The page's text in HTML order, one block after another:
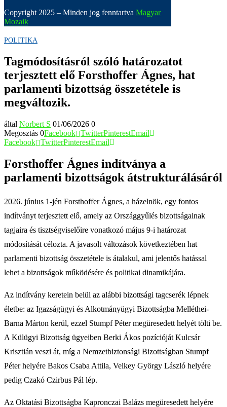
Copyright 2025 – Minden jog fenntartva Magyar
Mozaik
POLITIKA
Tagmódosításról szóló határozatot
terjesztett elő Forsthoffer Ágnes, hat
parlamenti bizottság összetétele is
megváltozik.
által Norbert S 01/06/2026 0
Megosztás 0Facebook TwitterPinterestEmail
Facebook TwitterPinterestEmail
Forsthoffer Ágnes indítványa a
parlamenti bizottságok átstrukturálásáról
2026. június 1-jén Forsthoffer Ágnes, a házelnök, egy fontos
indítványt terjesztett elő, amely az Országgyűlés bizottságainak
tagjaira és tisztségviselőire vonatkozó május 9-i határozat
módosítását célozta. A javasolt változások következtében hat
parlamenti bizottság összetétele is átalakul, ami jelentős hatással
lehet a bizottságok működésére és politikai dinamikájára.
Az indítvány keretein belül az alábbi bizottsági tagcserék lépnek
életbe: az Igazságügyi és Alkotmányügyi Bizottságba Melléthei-
Barna Márton kerül, ezzel Stumpf Péter megüresedett helyét tölti be.
A Külügyi Bizottság ügyeiben Berki Ákos pozícióját Kulcsár
Krisztián veszi át, míg a Nemzetbiztonsági Bizottságban Stumpf
Péter helyére Bakos Csaba Attila, Velkey György László helyére
pedig Czakó Czirbus Pál lép.
Az Oktatási Bizottságba Kapronczai Balázs megüresedett helyére